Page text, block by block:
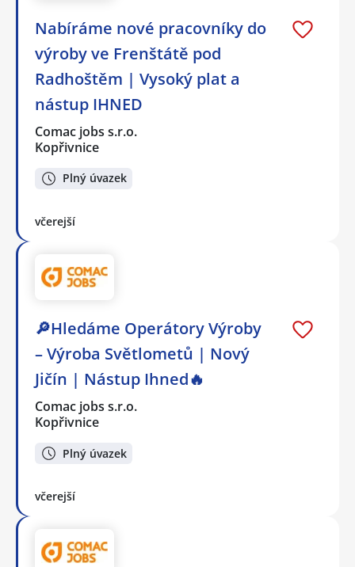
Nabíráme nové pracovníky do
výroby ve Frenštátě pod
Radhoštěm | Vysoký plat a
nástup IHNED
Comac jobs s.r.o.
Kopřivnice
Plný úvazek
včerejší
🔎Hledáme Operátory Výroby
– Výroba Světlometů | Nový
Jičín | Nástup Ihned🔥
Comac jobs s.r.o.
Kopřivnice
Plný úvazek
včerejší